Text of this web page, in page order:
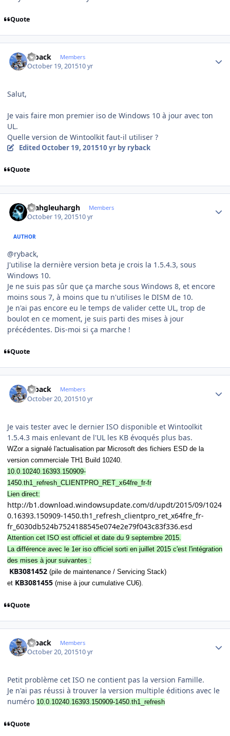
Quote
ryback Members
October 19, 201510 yr
Salut,
Je vais faire mon premier iso de Windows 10 à jour avec ton
UL.
Quelle version de Wintoolkit faut-il utiliser ?
Edited October 19, 201510 yrby ryback
Quote
rhahgleuhargh Members
October 19, 201510 yr
AUTHOR
@ryback,
J'utilise la dernière version beta je crois la 1.5.4.3, sous
Windows 10.
Je ne suis pas sûr que ça marche sous Windows 8, et encore
moins sous 7, à moins que tu n'utilises le DISM de 10.
Je n'ai pas encore eu le temps de valider cette UL, trop de
boulot en ce moment, je suis parti des mises à jour
précédentes. Dis-moi si ça marche !
Quote
ryback Members
October 20, 201510 yr
Je vais tester avec le dernier ISO disponible et Wintoolkit
1.5.4.3 mais enlevant de l'UL les KB évoqués plus bas.
WZor a signalé l'actualisation par Microsoft des fichiers ESD de la
version commerciale TH1 Build 10240.
10.0.10240.16393.150909-
1450.th1_refresh_CLIENTPRO_RET_x64fre_fr-fr
Lien direct:
http://b1.download.windowsupdate.com/d/updt/2015/09/1024
0.16393.150909-1450.th1_refresh_clientpro_ret_x64fre_fr-
fr_6030db524b7524188545e074e2e79f043c83f336.esd
Attention cet ISO est officiel et date du 9 septembre 2015.
La différence avec le 1er iso officiel sorti en juillet 2015 c'est l'intégration
des mises à jour suivantes :
KB3081452 (pile de maintenance / Servicing Stack)
et KB3081455 (mise à jour cumulative CU6).
Quote
ryback Members
October 20, 201510 yr
Petit problème cet ISO ne contient pas la version Famille.
Je n'ai pas réussi à trouver la version multiple éditions avec le
numéro 10.0.10240.16393.150909-1450.th1_refresh
Quote